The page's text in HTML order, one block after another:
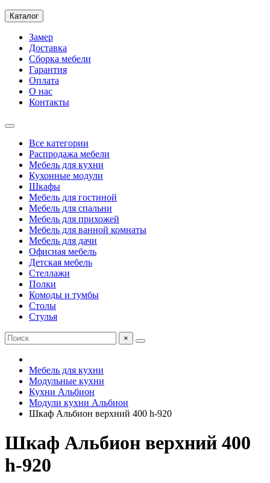
Каталог
Замер
Доставка
Сборка мебели
Гарантия
Оплата
О нас
Контакты
Все категории
Распродажа мебели
Мебель для кухни
Кухонные модули
Шкафы
Мебель для гостиной
Мебель для спальни
Мебель для прихожей
Мебель для ванной комнаты
Мебель для дачи
Офисная мебель
Детская мебель
Стеллажи
Полки
Комоды и тумбы
Столы
Стулья
×
Мебель для кухни
Модульные кухни
Кухни Альбион
Модули кухни Альбион
Шкаф Альбион верхний 400 h-920
Шкаф Альбион верхний 400
h-920